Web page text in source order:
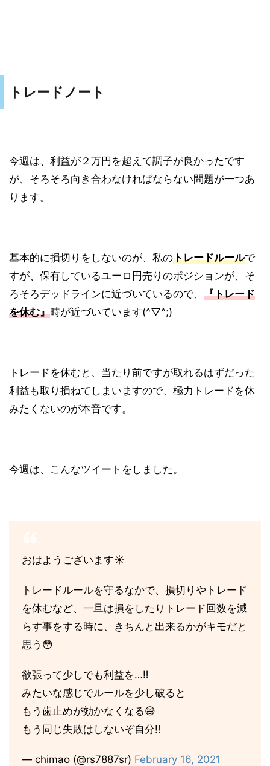
トレードノート
今週は、利益が２万円を超えて調子が良かったです
が、そろそろ向き合わなければならない問題が一つあ
ります。
基本的に損切りをしないのが、私のトレードルールで
すが、保有しているユーロ円売りのポジションが、そ
ろそろデッドラインに近づいているので、 『トレード
を休む』時が近づいています(^▽^;)
トレードを休むと、当たり前ですが取れるはずだった
利益も取り損ねてしまいますので、極力トレードを休
みたくないのが本音です。
今週は、こんなツイートをしました。
おはようございます☀
トレードルールを守るなかで、損切りやトレード
を休むなど、一旦は損をしたりトレード回数を減
らす事をする時に、きちんと出来るかがキモだと
思う😳
欲張って少しでも利益を…‼︎
みたいな感じでルールを少し破ると
もう歯止めが効かなくなる😅
もう同じ失敗はしないぞ自分‼️
— chimao (@rs7887sr) February 16, 2021